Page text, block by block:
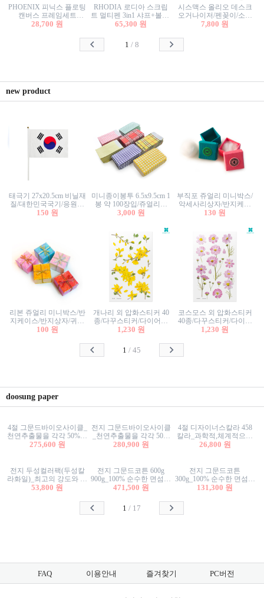
PHOENIX 피닉스 플로팅
캔버스 프레임세트
50x50cm/액자캔버스/인테
28,700 원
RHODIA 로디아 스크립
트 멀티펜 3in1 샤프+볼펜/
무광택 알루미늄 육각배
65,300 원
시스맥스 올리오 데스크
오거나이저/펜꽂이/소품
꽂이/소품함/정리함/수납
7,800 원
1 / 8
new product
태극기 27x20.5cm 비닐재
질/대한민국국기/응원깃
발/행사깃발
150 원
미니종이봉투 6.5x9.5cm 1
봉 약 100장입/쥬얼리봉
투/증명사진봉투/악세사
3,000 원
부직포 쥬얼리 미니박스/
악세사리상자/반지케이
스/반지상자/귀걸이상자/
130 원
리본 쥬얼리 미니박스/반
지케이스/반지상자/귀걸
이상자/귀걸이박스/악세
100 원
개나리 외 압화스티커 40
종/다꾸스티커/다이어리
꾸미기/꽃스티커/자연물
1,230 원
코스모스 외 압화스티커
40종/다꾸스티커/다이어
리꾸미기/꽃스티커/자연
1,230 원
1 /45
doosung paper
4절 그문드바이오사이클_
천연추출물을 각각 50%이
상 함유한 친환경그래픽
275,600 원
전지 그문드바이오사이클
_천연추출물을 각각 50%
이상 함유한 친환경그래
280,900 원
4절 디자이너스칼라 458
칼라_과학적,체계적으로
분류된 200색을 갖춘 색지
26,800 원
전지 두성컬러팩(두성칼
라화일)_최고의 강도와 평
활성을 지닌 다양한 컬러
53,800 원
전지 그문드코튼 600g
900g_100% 순수한 면섬유
로 만든 친환경프리미엄
471,500 원
전지 그문드코튼
300g_100% 순수한 면섬유
로 만든 친환경프리미엄
131,300 원
1 / 17
FAQ 이용안내 즐겨찾기 PC버전